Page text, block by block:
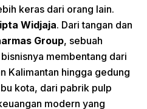
keras dari orang lain.
Widjaja. Dari tangan dan
Group, sebuah
membentang dari
Kalimantan hingga gedung
kota, dari pabrik pulp
modern yang